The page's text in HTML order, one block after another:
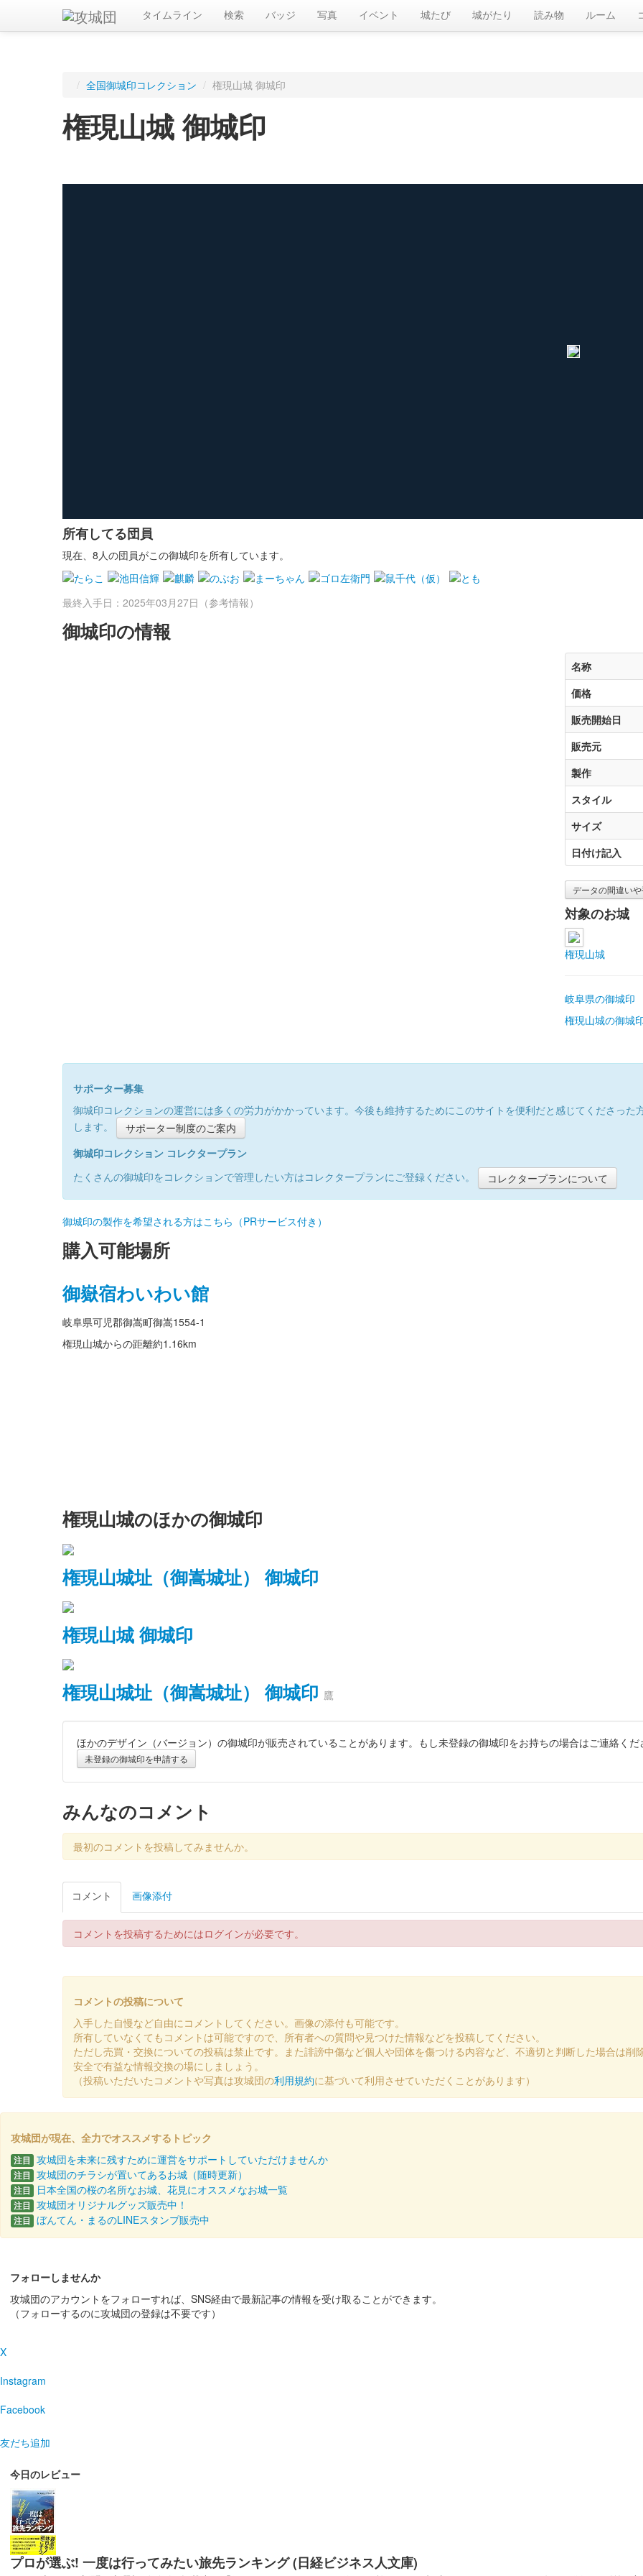
タイムライン 検索 バッジ 写真 イベント 城たび 城がたり 読み物 ルーム
/ 全国御城印コレクション / 権現山城 御城印
権現山城 御城印
所有してる団員
現在、8人の団員がこの御城印を所有しています。
最終入手日：2025年03月27日（参考情報）
御城印の情報
名称
価格
販売開始日
販売元
製作
スタイル
サイズ
日付け記入
データの間違い
対象のお城
権現山城
岐阜県の御城印
権現山城の御城
サポーター募集
御城印コレクションの運営には多くの労力がかかっています。今後も維持するためにこのサイトを便利だと感じてくださっ
します。
サポーター制度のご案内
御城印コレクション コレクタープラン
たくさんの御城印をコレクションで管理したい方はコレクタープランにご登録ください。
コレクタープランについて
御城印の製作を希望される方はこちら（PRサービス付き）
購入可能場所
御嶽宿わいわい館
岐阜県可児郡御嵩町御嵩1554-1
権現山城からの距離約1.16km
権現山城のほかの御城印
権現山城址（御嵩城址） 御城印
権現山城 御城印
権現山城址（御嵩城址） 御城印 鷹
ほかのデザイン（バージョン）の御城印が販売されていることがあります。もし未登録の御城印をお持ちの場合はご連絡くだ
未登録の御城印を申請する
みんなのコメント
最初のコメントを投稿してみませんか。
コメント 画像添付
コメントを投稿するためにはログインが必要です。
コメントの投稿について
入手した自慢など自由にコメントしてください。画像の添付も可能です。
所有していなくてもコメントは可能ですので、所有者への質問や見つけた情報などを投稿してください。
ただし売買・交換についての投稿は禁止です。また誹謗中傷など個人や団体を傷つける内容など、不適切と判断した場合は削
安全で有益な情報交換の場にしましょう。
（投稿いただいたコメントや写真は攻城団の利用規約に基づいて利用させていただくことがあります）
攻城団が現在、全力でオススメするトピック
注目 攻城団を未来に残すために運営をサポートしていただけませんか
注目 攻城団のチラシが置いてあるお城（随時更新）
注目 日本全国の桜の名所なお城、花見にオススメなお城一覧
注目 攻城団オリジナルグッズ販売中！
注目 ぼんてん・まるのLINEスタンプ販売中
フォローしませんか
攻城団のアカウントをフォローすれば、SNS経由で最新記事の情報を受け取ることができます。
（フォローするのに攻城団の登録は不要です）
X
Instagram
Facebook
友だち追加
今日のレビュー
プロが選ぶ! 一度は行ってみたい旅先ランキング (日経ビジネス人文庫)